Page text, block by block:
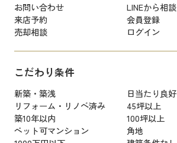
お問い合わせ
LINEから相談
来店予約
会員登録
売却相談
ログイン
こだわり条件
新築・築浅
日当たり良好
リフォーム・リノベ済み
45坪以上
築10年以内
100坪以上
ペット可マンション
角地